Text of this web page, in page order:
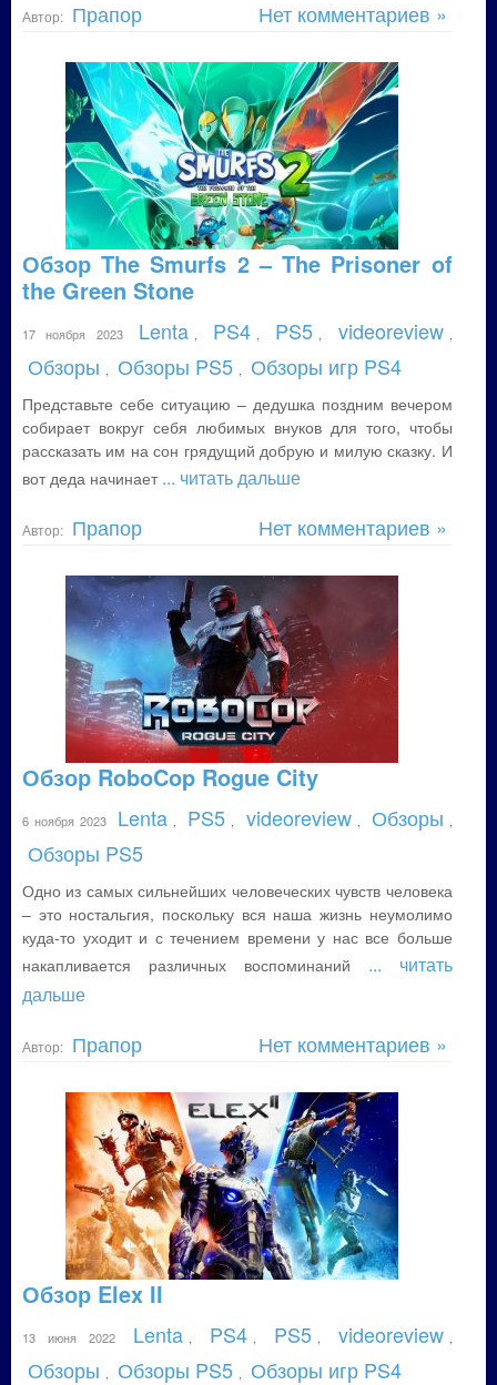
Автор: Прапор Нет комментариев »
Обзор The Smurfs 2 – The Prisoner of
the Green Stone
17 ноября 2023 Lenta PS4 PS5 videoreview
Обзоры Обзоры PS5 Обзоры игр PS4
Представьте себе ситуацию – дедушка поздним вечером
собирает вокруг себя любимых внуков для того, чтобы
рассказать им на сон грядущий добрую и милую сказку. И
вот деда начинает ... читать дальше
Автор: Прапор Нет комментариев »
Обзор RoboCop Rogue City
6 ноября 2023 Lenta PS5 videoreview Обзоры
Обзоры PS5
Одно из самых сильнейших человеческих чувств человека
– это ностальгия, поскольку вся наша жизнь неумолимо
куда-то уходит и с течением времени у нас все больше
накапливается различных воспоминаний ... читать
дальше
Автор: Прапор Нет комментариев »
Обзор Elex II
13 июня 2022 Lenta PS4 PS5 videoreview
Обзоры Обзоры PS5 Обзоры игр PS4